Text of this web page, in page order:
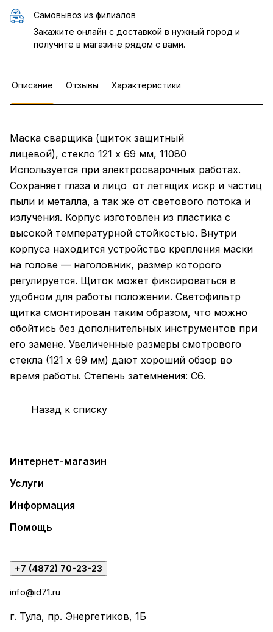
Самовывоз из филиалов
Закажите онлайн с доставкой в нужный город и
получите в магазине рядом с вами.
Описание Отзывы Характеристики
Маска сварщика (щиток защитный
лицевой), стекло 121 х 69 мм, 11080
Используется при электросварочных работах.
Сохраняет глаза и лицо от летящих искр и частиц
пыли и металла, а так же от светового потока и
излучения. Корпус изготовлен из пластика с
высокой температурной стойкостью. Внутри
корпуса находится устройство крепления маски
на голове — наголовник, размер которого
регулируется. Щиток может фиксироваться в
удобном для работы положении. Светофильтр
щитка смонтирован таким образом, что можно
обойтись без дополнительных инструментов при
его замене. Увеличенные размеры смотрового
стекла (121 х 69 мм) дают хороший обзор во
время работы. Степень затемнения: С6.
Назад к списку
Интернет-магазин
Услуги
Информация
Помощь
+7 (4872) 70-23-23
info@id71.ru
г. Тула, пр. Энергетиков, 1Б